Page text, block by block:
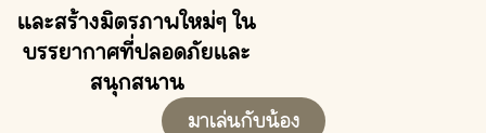
และสร้างมิตรภาพใหม่ๆ ใน
บรรยากาศที่ปลอดภัยและ
สนุกสนาน
มาเล่นกับน้อง